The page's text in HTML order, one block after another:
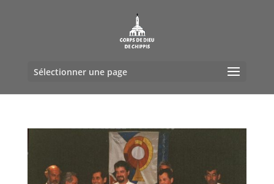
Sélectionner une page